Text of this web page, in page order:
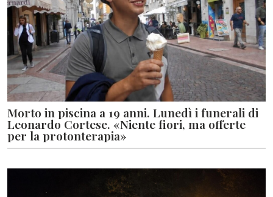
Morto in piscina a 19 anni. Lunedì i funerali di
Leonardo Cortese. «Niente fiori, ma offerte
per la protonterapia»